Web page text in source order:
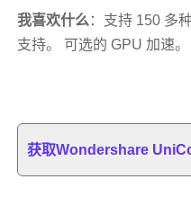
我喜欢什么 ：支持 150 多
支持。 可选的 GPU 加速
获取Wondershare